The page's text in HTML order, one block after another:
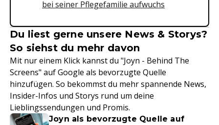
bei seiner Pflegefamilie aufwuchs
Du liest gerne unsere News & Storys?
So siehst du mehr davon
Mit nur einem Klick kannst du "Joyn - Behind The
Screens" auf Google als bevorzugte Quelle
hinzufügen. So bekommst du mehr spannende News,
Insider-Infos und Storys rund um deine
Lieblingssendungen und Promis.
Joyn als bevorzugte Quelle auf